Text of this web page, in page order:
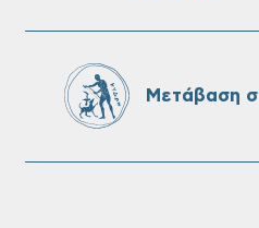
πίνακες της
Μετάβαση